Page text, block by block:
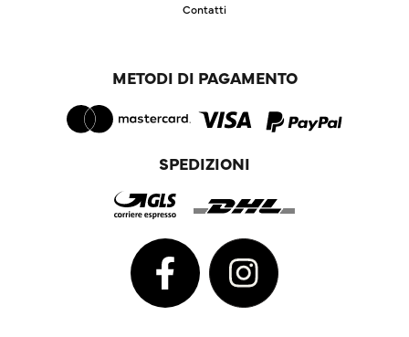
Contatti
METODI DI PAGAMENTO
SPEDIZIONI